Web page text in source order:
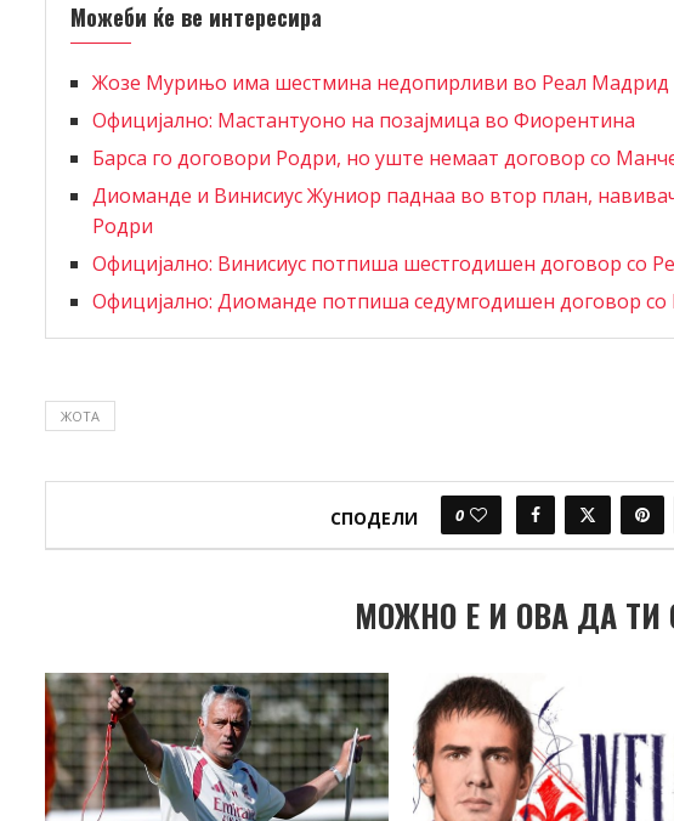
Можеби ќе ве интересира
Жозе Мурињо има шестмина недопирливи во Реал Мадрид
Официјално: Мастантуоно на позајмица во Фиорентина
Барса го договори Родри, но уште немаат договор со
Диоманде и Винисиус Жуниор паднаа во втор план,
Родри
Официјално: Винисиус потпиша шестгодишен договор со
Официјално: Диоманде потпиша седумгодишен договор
ЖОТА
СПОДЕЛИ 0
МОЖНО Е И ОВА ДА ТИ